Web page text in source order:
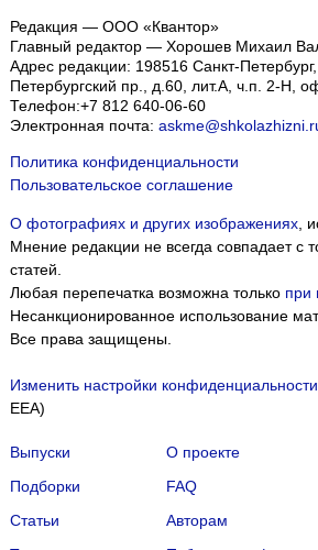
Редакция — ООО «Квантор»
Главный редактор — Хорошев Михаил
Адрес редакции: 198516 Санкт-
Петербургский пр., д.60, лит.А, ч.п. 2-Н,
Телефон:+7 812 640-06-60
Электронная почта:
Политика конфиденциальности
Пользовательское соглашение
О фотографиях и других изображениях,
Мнение редакции не всегда совпадает с
статей.
Любая перепечатка возможна только при
Несанкционированное использование
Все права защищены.
Изменить настройки конфиденциальности
EEA)
Выпуски
Подборки
Статьи
О проекте
FAQ
Авторам